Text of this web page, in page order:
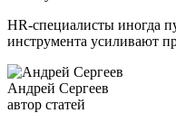
HR-специалисты иногда
инструмента усиливают
Андрей Сергеев
автор статей